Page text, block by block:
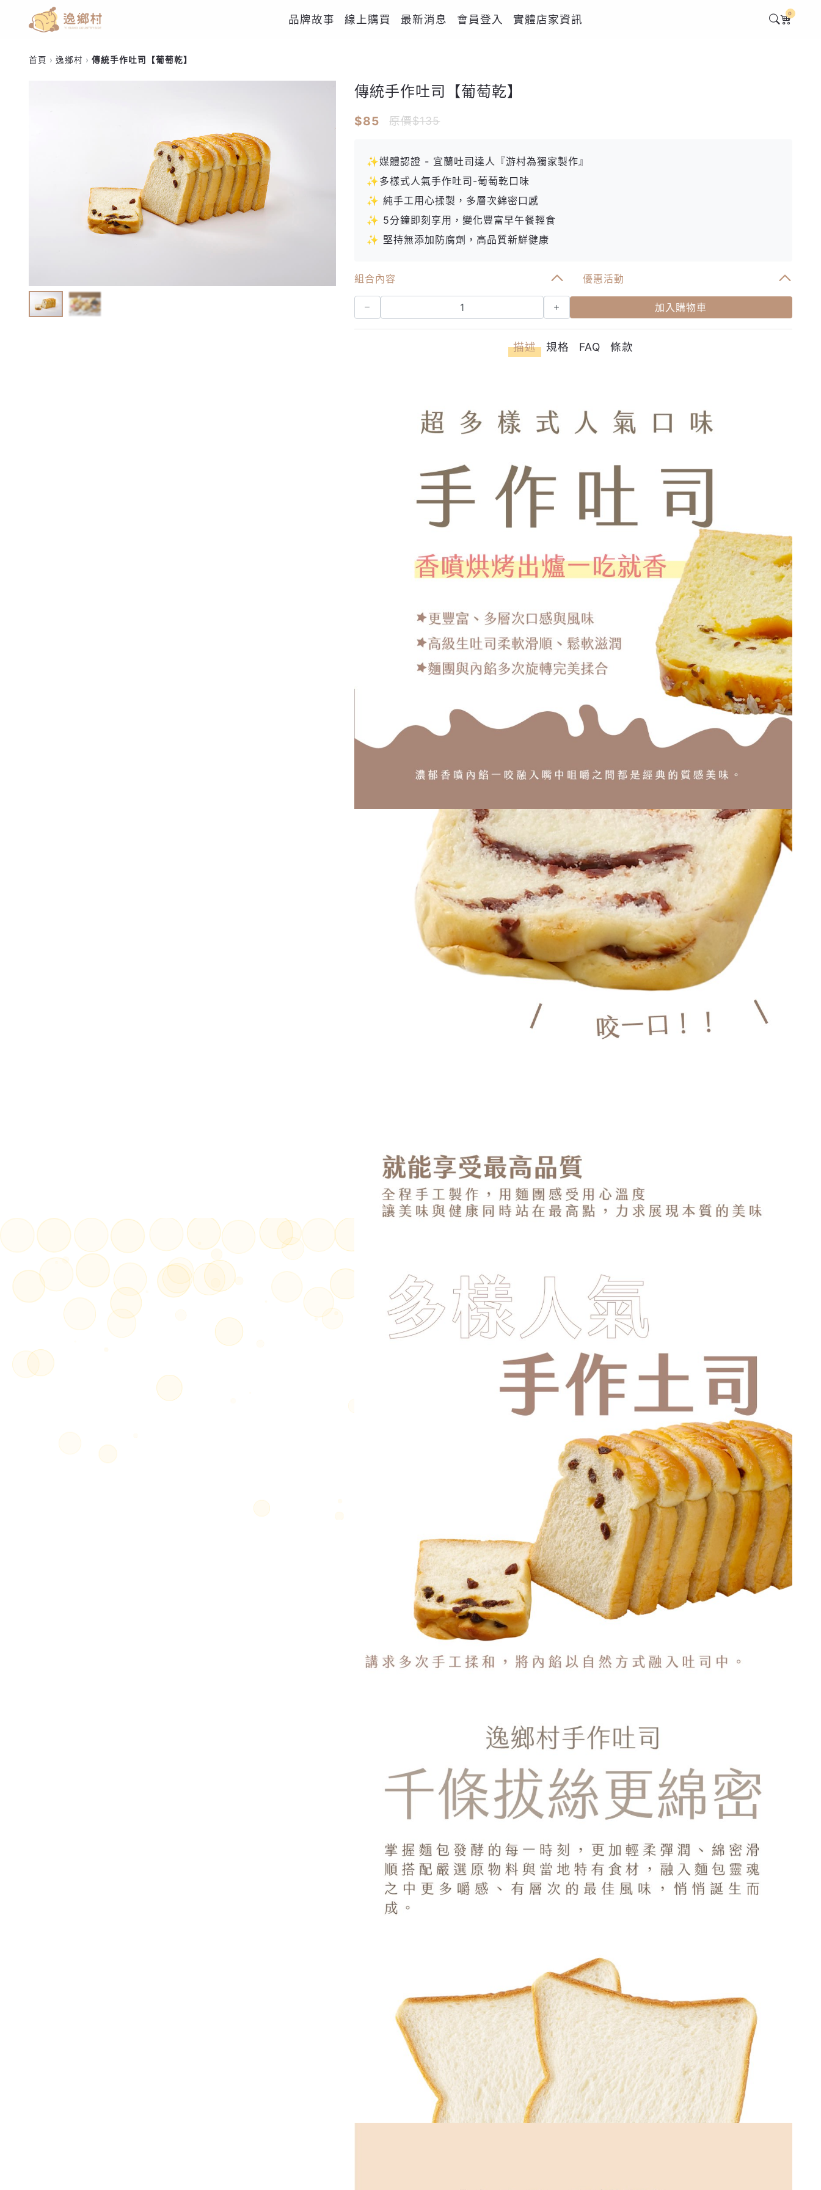
品牌故事 線上購買 最新消息 會員登入 實體店家資訊 0
首頁 逸鄉村 傳統手作吐司【葡萄乾】
傳統手作吐司【葡萄乾】
$85 原價$135
✨媒體認證 - 宜蘭吐司達人『游村為獨家製作』
✨多樣式人氣手作吐司-葡萄乾口味
✨ 純手工用心揉製，多層次綿密口感
✨ 5分鐘即刻享用，變化豐富早午餐輕食
✨ 堅持無添加防腐劑，高品質新鮮徤康
組合內容 優惠活動
加入購物車
描述 規格 FAQ 條款